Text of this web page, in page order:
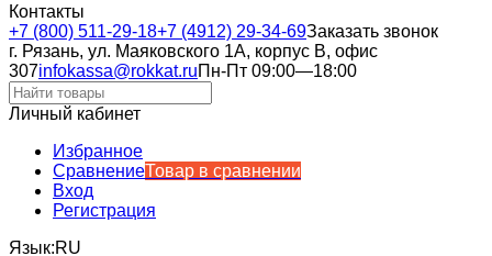
Контакты
+7 (800) 511-29-18+7 (4912) 29-34-69Заказать звонок
г. Рязань, ул. Маяковского 1А, корпус B, офис
307infokassa@rokkat.ruПн-Пт 09:00—18:00
Личный кабинет
Избранное
СравнениеТовар в сравнении
Вход
Регистрация
Язык:RU